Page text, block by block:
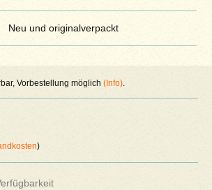
Neu und originalverpackt
Vorbestellung möglich(Info)
)